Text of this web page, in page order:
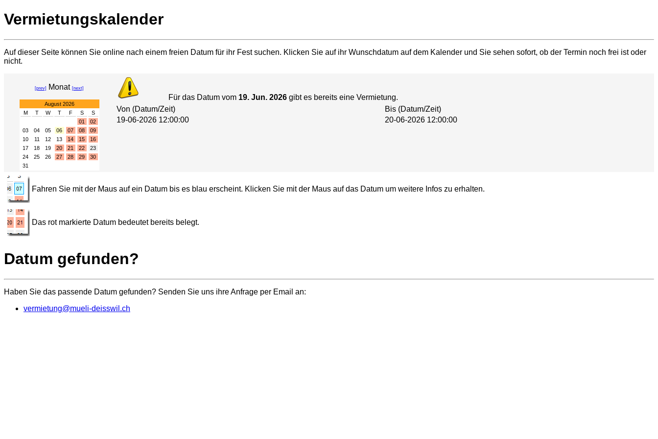
Vermietungskalender
Auf dieser Seite können Sie online nach einem freien Datum für ihr Fest suchen. Klicken Sie auf ihr Wunschdatum auf dem Kalender und Sie sehen sofort, ob der Termin noch frei ist oder
nicht.
[prev] Monat [next]
August 2026
M
T W T F S
S
01
02
03
04 05 06 07 08
09
10
11 12 13 14 15
16
17
18 19 20 21 22
23
24
25 26 27 28 29
30
31
Für das Datum vom 19. Jun. 2026 gibt es bereits eine Vermietung.
Von (Datum/Zeit)
Bis (Datum/Zeit)
19-06-2026 12:00:00
20-06-2026 12:00:00
Fahren Sie mit der Maus auf ein Datum bis es blau erscheint. Klicken Sie mit der Maus auf das Datum um weitere Infos zu erhalten.
Das rot markierte Datum bedeutet bereits belegt.
Datum gefunden?
Haben Sie das passende Datum gefunden? Senden Sie uns ihre Anfrage per Email an:
vermietung@mueli-deisswil.ch